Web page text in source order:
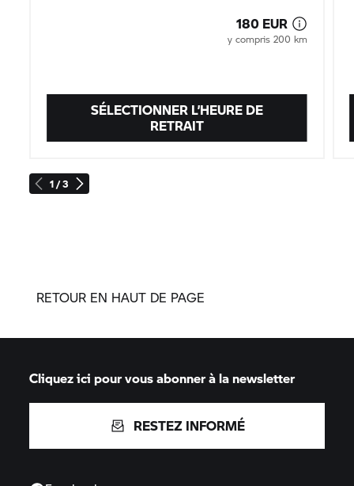
1 / 3
SÉLECTIONNER L’HEURE DE
RETRAIT
180 EUR
y compris 200 km
RETOUR EN HAUT DE PAGE
Cliquez ici pour vous abonner à la newsletter
RESTEZ INFORMÉ